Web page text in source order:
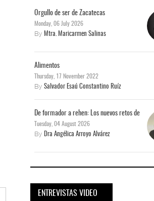
Orgullo de ser de Zacatecas
Monday, 06 July 2026
By Mtra. Maricarmen Salinas
Alimentos
Thursday, 17 November 2022
By Salvador Esaú Constantino Ruíz
De formador a rehen: Los nuevos retos de
Tuesday, 04 August 2026
By Dra Angélica Arroyo Alvárez
ENTREVISTAS VIDEO